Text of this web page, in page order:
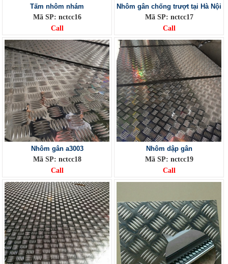
Tấm nhôm nhám
Mã SP: nctcc16
Call
Nhôm gân chống trượt tại Hà Nội
Mã SP: nctcc17
Call
Nhôm gân a3003
Mã SP: nctcc18
Call
Nhôm dập gân
Mã SP: nctcc19
Call